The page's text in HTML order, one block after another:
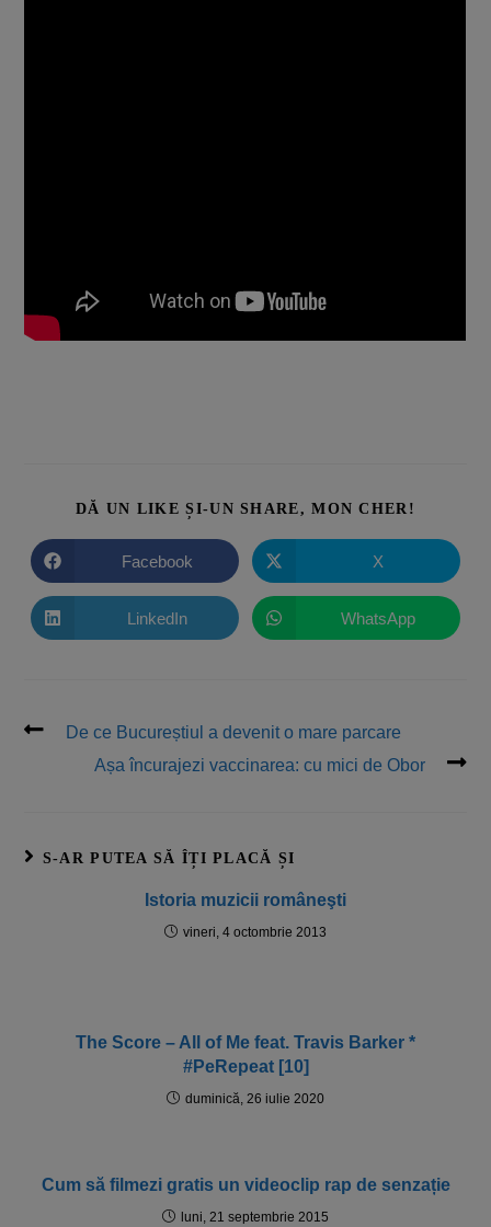
DĂ UN LIKE ȘI-UN SHARE, MON CHER!
Facebook X
LinkedIn WhatsApp
De ce Bucureștiul a devenit o mare parcare
Așa încurajezi vaccinarea: cu mici de Obor
S-AR PUTEA SĂ ÎȚI PLACĂ ȘI
Istoria muzicii româneşti
vineri, 4 octombrie 2013
The Score – All of Me feat. Travis Barker *
#PeRepeat [10]
duminică, 26 iulie 2020
Cum să filmezi gratis un videoclip rap de senzație
luni, 21 septembrie 2015